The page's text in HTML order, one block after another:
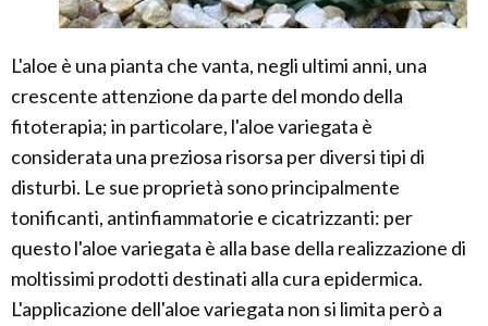
L'aloe è una pianta che vanta, negli ultimi anni, una
crescente attenzione da parte del mondo della
fitoterapia; in particolare, l'aloe variegata è
considerata una preziosa risorsa per diversi tipi di
disturbi. Le sue proprietà sono principalmente
tonificanti, antinfiammatorie e cicatrizzanti: per
questo l'aloe variegata è alla base della realizzazione di
moltissimi prodotti destinati alla cura epidermica.
L'applicazione dell'aloe variegata non si limita però a